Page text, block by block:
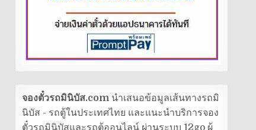
จองตั๋วรถมินิบัส.comนำเสนอข้อมูลเส้นทางรถมิ
นิบัส - รถตู้ในประเทศไทย และแนะนำบริการจอง
ตั๋วรถมินิบัสและรถตู้ออนไลน์ ผ่านระบบ 12go ผู้